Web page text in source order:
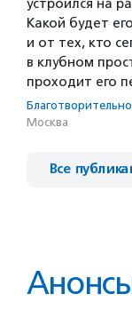
устроился на
Какой будет
и от тех, кто
в клубном
проходит его
Москва
Все